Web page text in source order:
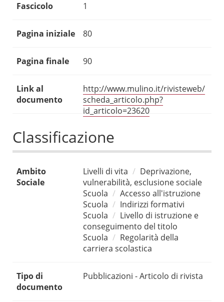
Fascicolo 1
Pagina iniziale 80
Pagina finale 90
Link al
documento
http://www.mulino.it/rivisteweb/
scheda_articolo.php?
id_articolo=23620
Classificazione
Ambito
Sociale
Livelli di vita
Deprivazione,
vulnerabilità, esclusione sociale
Scuola
Accesso all'istruzione
Scuola
Indirizzi formativi
Scuola
Livello di istruzione e
conseguimento del titolo
Scuola
Regolarità della
carriera scolastica
Tipo di
documento
Pubblicazioni - Articolo di rivista